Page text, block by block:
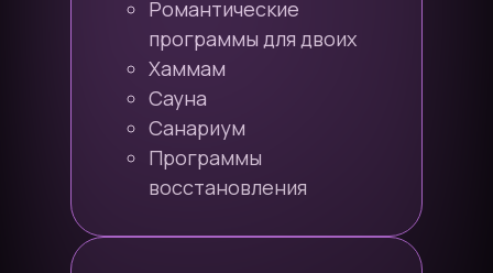
Романтические
программы для двоих
Хаммам
Сауна
Санариум
Программы
восстановления